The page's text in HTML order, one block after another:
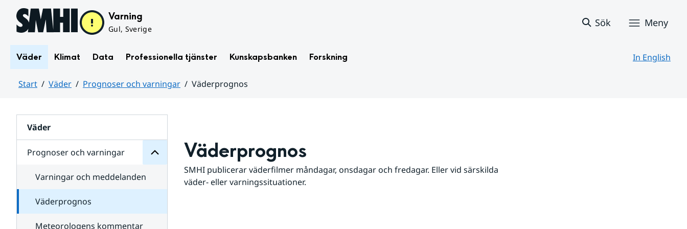
Hoppa till sidans innehåll Varning
Gul, Sverige
Sök Meny
Väder Klimat Data Professionella tjänster Kunskapsbanken Forskning In English
Start Väder Prognoser och varningar
Väderprognos
Väder
Prognoser och varningar
för
varningar
Varningar och meddelanden
Väderprognos
Meteorologens kommentar
Väderprognos
SMHI publicerar väderfilmer måndagar, onsdagar och fredagar. Eller vid särskilda
väder- eller varningssituationer.